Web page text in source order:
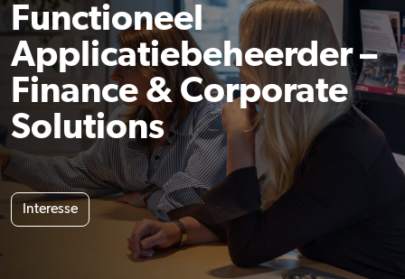
Functioneel
Applicatiebeheerder –
Finance & Corporate
Solutions
Interesse